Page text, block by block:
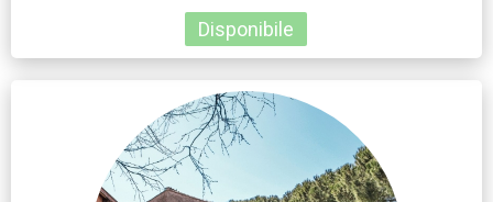
Disponibile